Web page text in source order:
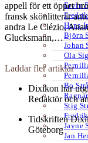
Ervin
Hans-
Björn
Johan
Ola
Bo
Stig
Jayne
Jan
appell för ett öppet
fransk skönlitterär
andra Le Clézio,
Glucksmann,…
Laddar fler artiklar
Dixikon har
Redaktör och
Tidskriften
Göteborg